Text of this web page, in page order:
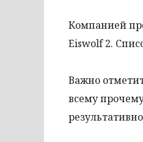
Компанией
Eiswolf 2.
Важно
всему